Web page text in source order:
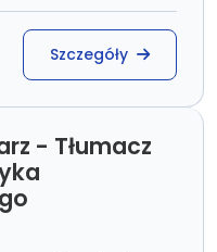
Szczegóły
- Tłumacz